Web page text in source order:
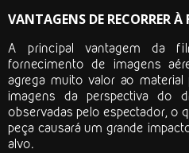
VANTAGENS DE RECORRER
A principal vantagem da
fornecimento de imagens
agrega muito valor ao
imagens da perspectiva do
observadas pelo espectador, o
peça causará um grande
alvo.